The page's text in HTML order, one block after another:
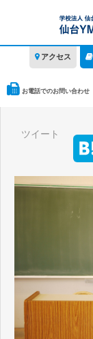
アクセス
お電話でのお問い合わせ
ツイート